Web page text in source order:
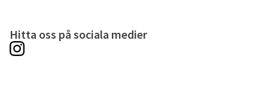
Hitta oss på sociala medier